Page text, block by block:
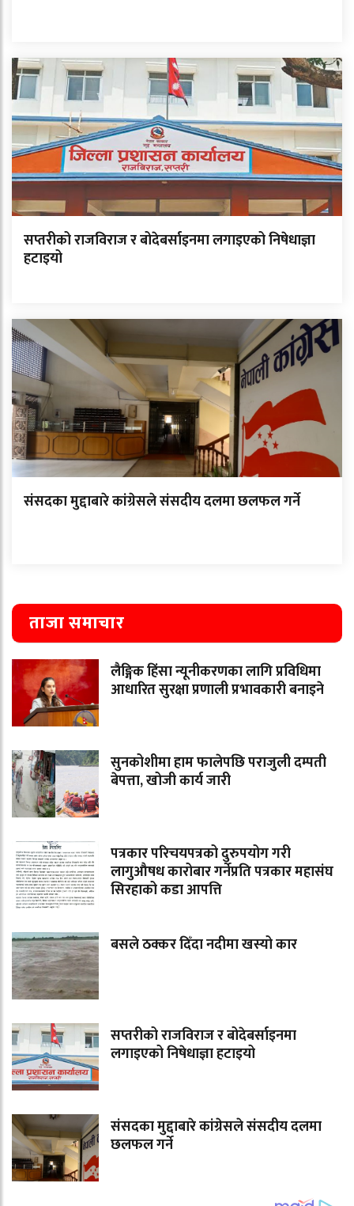
सप्तरीको राजविराज र बोदेबर्साइनमा लगाइएको निषेधाज्ञा
हटाइयो
संसदका मुद्दाबारे कांग्रेसले संसदीय दलमा छलफल गर्ने
ताजा समाचार
लैङ्गिक हिंसा न्यूनीकरणका लागि प्रविधिमा
आधारित सुरक्षा प्रणाली प्रभावकारी बनाइने
सुनकोशीमा हाम फालेपछि पराजुली दम्पती
बेपत्ता, खोजी कार्य जारी
पत्रकार परिचयपत्रको दुरुपयोग गरी
लागुऔषध कारोबार गर्नेप्रति पत्रकार महासंघ
सिरहाको कडा आपत्ति
बसले ठक्कर दिँदा नदीमा खस्यो कार
सप्तरीको राजविराज र बोदेबर्साइनमा
लगाइएको निषेधाज्ञा हटाइयो
संसदका मुद्दाबारे कांग्रेसले संसदीय दलमा
छलफल गर्ने